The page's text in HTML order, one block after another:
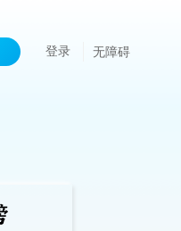
登录 无障碍